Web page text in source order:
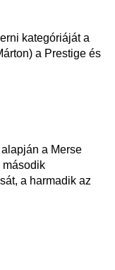
kategóriáját a
a Prestige és
a Merse
második
a harmadik az